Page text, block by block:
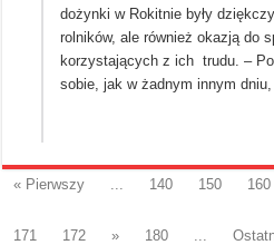
dożynki w Rokitnie były
rolników, ale również okazją do
korzystających z ich trudu. –
sobie, jak w żadnym innym dniu,
« Pierwszy 140 150 160
171
172 » 180